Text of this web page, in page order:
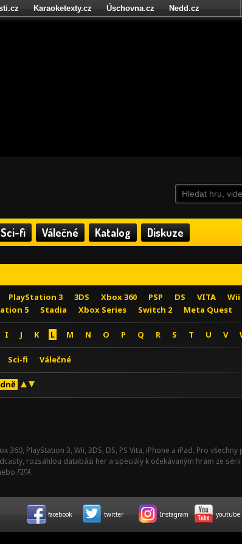
Sci-fi Válečné Katalog Diskuze
PlayStation 3 3DS Xbox 360 PSP DS VITA Wii
5 Stadia Xbox Series Switch 2 Meta Quest
I J K L M N O P Q R S T U V
Sci-fi Válečné
360, PlayStation 3, Wii, 3DS, DS, PS Vita, iPhone a iPad. Pro
rozsáhlou databázi her a speciály k očekávaným hrám ze
FIFA.
Karaoketexty.cz Úschovna.cz
Nedd.cz
facebook twitter Instagram youtube